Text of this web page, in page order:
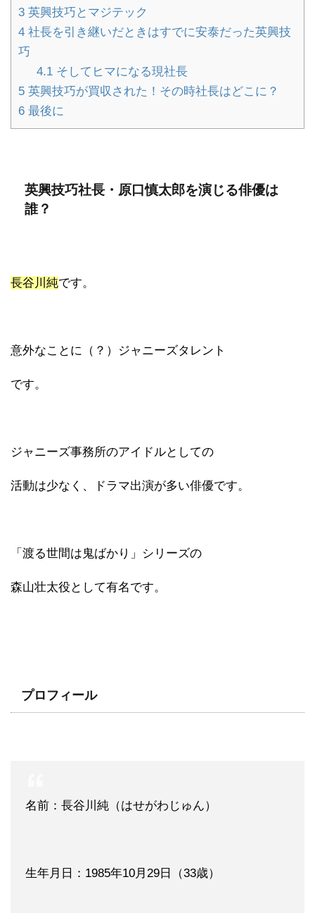
3 英興技巧とマジテック
4 社長を引き継いだときはすでに安泰だった英興技
巧
4.1そしてヒマになる現社長
5 英興技巧が買収された！その時社長はどこに？
6 最後に
英興技巧社長・原口慎太郎を演じる俳優は
誰？
長谷川純です。
意外なことに（？）ジャニーズタレント
です。
ジャニーズ事務所のアイドルとしての
活動は少なく、ドラマ出演が多い俳優です。
「渡る世間は鬼ばかり」シリーズの
森山壮太役として有名です。
プロフィール
名前：長谷川純（はせがわじゅん）
生年月日：1985年10月29日（33歳）